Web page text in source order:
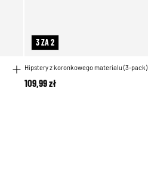
3 ZA 2
Hipstery z koronkowego materialu (3-pack)
109,99 zł